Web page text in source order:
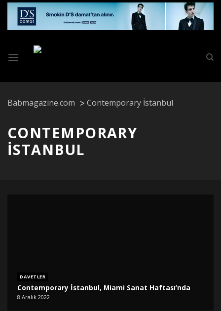
Skip
content
Babmagazine.com Contemporary İstanbul
CONTEMPORARY
İSTANBUL
DAVETLER
Contemporary İstanbul, Miami Sanat Haftası’nda
8 Aralık 2022